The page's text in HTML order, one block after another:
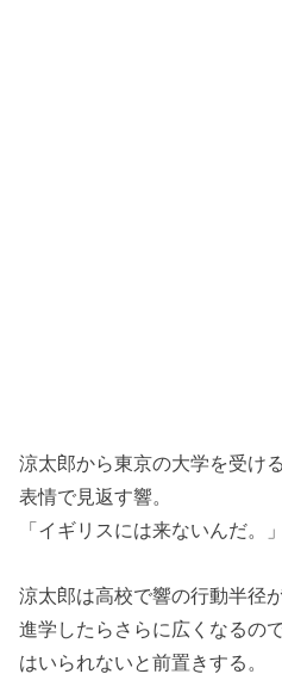
涼太郎から東京の大学を受け
表情で見返す響。
「イギリスには来ないんだ。」
涼太郎は高校で響の行動半径
進学したらさらに広くなるの
はいられないと前置きする。